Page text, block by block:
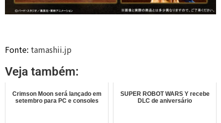
Fonte: tamashii.jp
Veja também:
Crimson Moon será lançado em
setembro para PC e consoles
SUPER ROBOT WARS Y recebe
DLC de aniversário